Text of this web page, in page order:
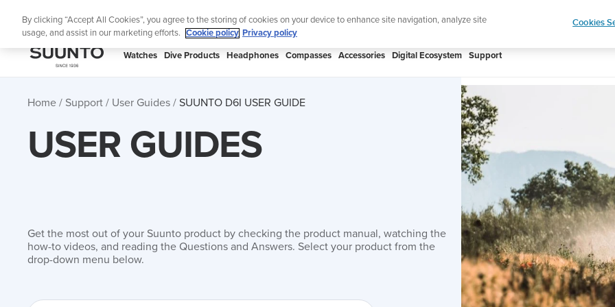
Lightweight sports watch designed for runners Shop
SUUNTO
Watches Dive Products Headphones Compasses Accessories Digital Ecosystem Support
Home Support User Guides SUUNTO D6I USER GUIDE
USER GUIDES
Get the most out of your Suunto product by checking the product manual, watching the
how-to videos, and reading the Questions and Answers. Select your product from the
drop-down menu below.
By clicking “Accept All Cookies”, you agree to the storing of cookies on your device to enhance site navigation, analyze site
usage, and assist in our marketing efforts.
Cookie policy Privacy policy
Cookies